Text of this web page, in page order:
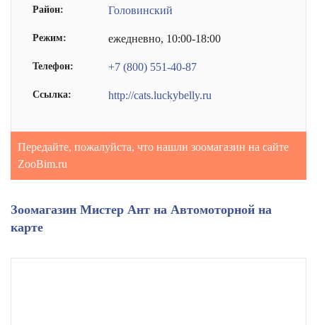
Район: Головинский
Режим: ежедневно, 10:00-18:00
Телефон: +7 (800) 551-40-87
Ссылка: http://cats.luckybelly.ru
Передайте, пожалуйста, что нашли зоомагазин на сайте
ZooBim.ru
Зоомагазин Мистер Ант на Автомоторной на
карте